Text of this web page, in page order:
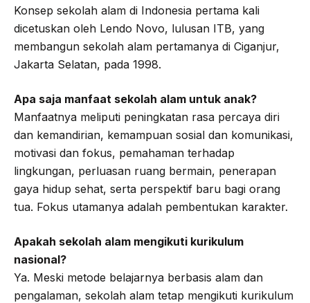
Konsep sekolah alam di Indonesia pertama kali
dicetuskan oleh Lendo Novo, lulusan ITB, yang
membangun sekolah alam pertamanya di Ciganjur,
Jakarta Selatan, pada 1998.
Apa saja manfaat sekolah alam untuk anak?
Manfaatnya meliputi peningkatan rasa percaya diri
dan kemandirian, kemampuan sosial dan komunikasi,
motivasi dan fokus, pemahaman terhadap
lingkungan, perluasan ruang bermain, penerapan
gaya hidup sehat, serta perspektif baru bagi orang
tua. Fokus utamanya adalah pembentukan karakter.
Apakah sekolah alam mengikuti kurikulum
nasional?
Ya. Meski metode belajarnya berbasis alam dan
pengalaman, sekolah alam tetap mengikuti kurikulum